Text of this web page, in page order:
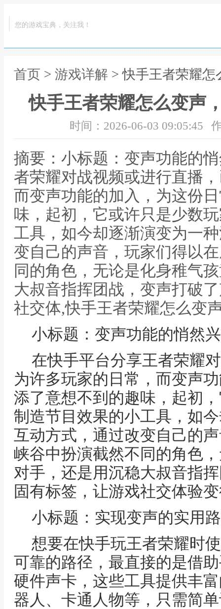
您的游戏宝典，关注我！
首页 > 游戏详解 > 快手王者荣耀
快手王者荣耀怎么变声
时间：2026-06-03 09:05:45
摘要：小标题：变声功能的
者荣耀对战视频或进行直播
而变声功能的加入，为这份
味，起初，它或许只是少数
工具，如今却逐渐演变为一
变自己的声音，玩家们得以
同的角色，无论是化身稚气
大叔音指挥团战，变声打破
社交体,快手王者荣耀怎么变
小标题：变声功能的悄然
在快手平台分享王者荣耀
为许多玩家的日常，而变声
添了意想不到的趣味，起初
制造节目效果的小工具，如
互动方式，通过改变自己的
峡谷中扮演截然不同的角色
对手，还是用沉稳大叔音指
固有标签，让游戏社交体验
小标题：实现变声的实用
想要在快手玩王者荣耀时
可靠的路径，最直接的是借
硬件声卡，这些工具提供丰
器人、卡通人物等，只需简